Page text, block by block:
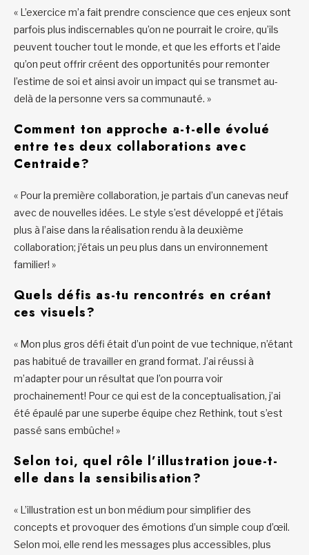
« L’exercice m’a fait prendre conscience que ces enjeux sont
parfois plus indiscernables qu’on ne pourrait le croire, qu’ils
peuvent toucher tout le monde, et que les efforts et l’aide
qu’on peut offrir créent des opportunités pour remonter
l’estime de soi et ainsi avoir un impact qui se transmet au-
delà de la personne vers sa communauté. »
Comment ton approche a-t-elle évolué
entre tes deux collaborations avec
Centraide?
« Pour la première collaboration, je partais d’un canevas neuf
avec de nouvelles idées. Le style s’est développé et j’étais
plus à l’aise dans la réalisation rendu à la deuxième
collaboration; j’étais un peu plus dans un environnement
familier! »
Quels défis as-tu rencontrés en créant
ces visuels?
« Mon plus gros défi était d’un point de vue technique, n’étant
pas habitué de travailler en grand format. J’ai réussi à
m’adapter pour un résultat que l’on pourra voir
prochainement! Pour ce qui est de la conceptualisation, j’ai
été épaulé par une superbe équipe chez Rethink, tout s’est
passé sans embûche! »
Selon toi, quel rôle l’illustration joue-t-
elle dans la sensibilisation?
« L’illustration est un bon médium pour simplifier des
concepts et provoquer des émotions d’un simple coup d’œil.
Selon moi, elle rend les messages plus accessibles, plus